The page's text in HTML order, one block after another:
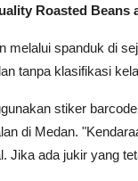
Roasted Beans
melalui spanduk di
tanpa klasifikasi
stiker
di Medan.
Jika ada jukir yang